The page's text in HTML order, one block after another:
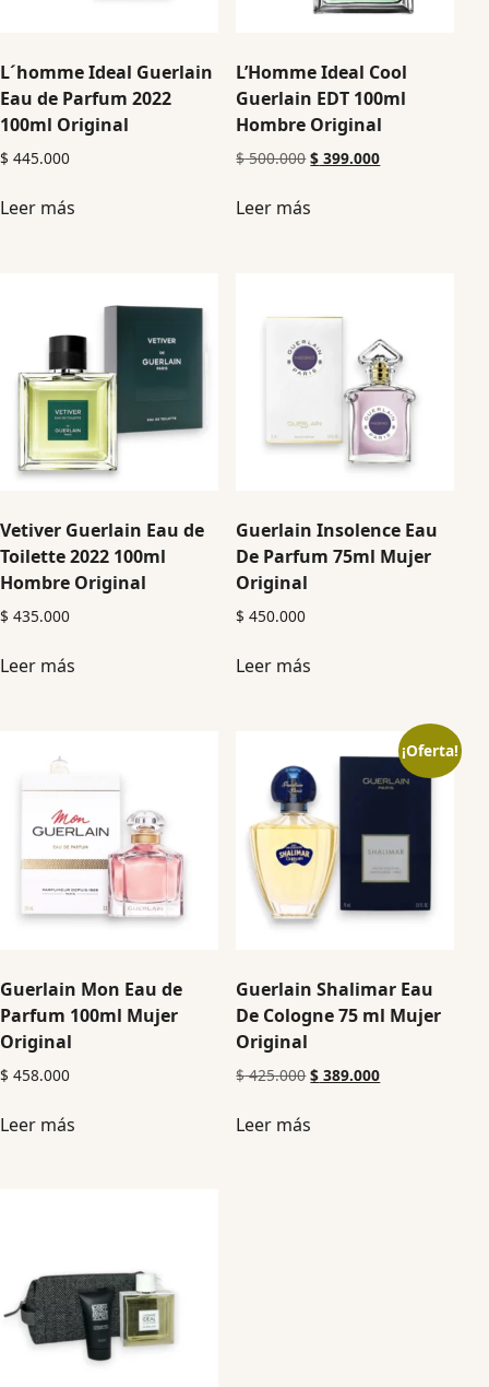
L´homme Ideal Guerlain
Eau de Parfum 2022
100ml Original
$ 445.000
Leer más
L’Homme Ideal Cool
Guerlain EDT 100ml
Hombre Original
$500.000 $ 399.000
Leer más
Vetiver Guerlain Eau de
Toilette 2022 100ml
Hombre Original
$ 435.000
Leer más
Guerlain Insolence Eau
De Parfum 75ml Mujer
Original
$ 450.000
Leer más
Guerlain Mon Eau de
Parfum 100ml Mujer
Original
$ 458.000
Leer más
¡Oferta!
Guerlain Shalimar Eau
De Cologne 75 ml Mujer
Original
$425.000 $ 389.000
Leer más